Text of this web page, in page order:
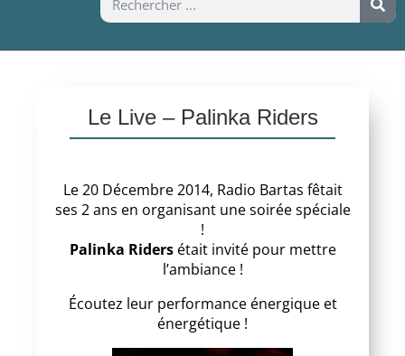
Le Live – Palinka Riders
Le 20 Décembre 2014, Radio Bartas fêtait
ses 2 ans en organisant une soirée spéciale
!
Palinka Ridersétait invité pour mettre
l’ambiance !
Écoutez leur performance énergique et
énergétique !